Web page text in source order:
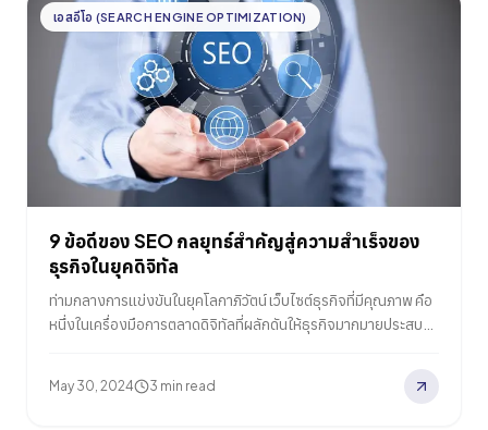
เอสอีโอ (SEARCH ENGINE OPTIMIZATION)
9 ข้อดีของ SEO กลยุทธ์สำคัญสู่ความสำเร็จของ
ธุรกิจในยุคดิจิทัล
ท่ามกลางการแข่งขันในยุคโลกาภิวัตน์ เว็บไซต์ธุรกิจที่มีคุณภาพ คือ
หนึ่งในเครื่องมือการตลาดดิจิทัลที่ผลักดันให้ธุรกิจมากมายประสบ
แต่ละปีมีธุรกิจจำนวนไม่น้อยเลือกลงทุนกับการทำ SEO แล้วธุรกิจ
May 30, 2024 3 min read